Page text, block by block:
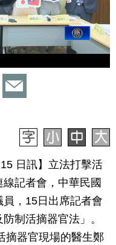
日訊】立法打擊活
記者會，中華民國
，15日出席記者會
制活摘器官法」。
摘器官現場的醫生鄭